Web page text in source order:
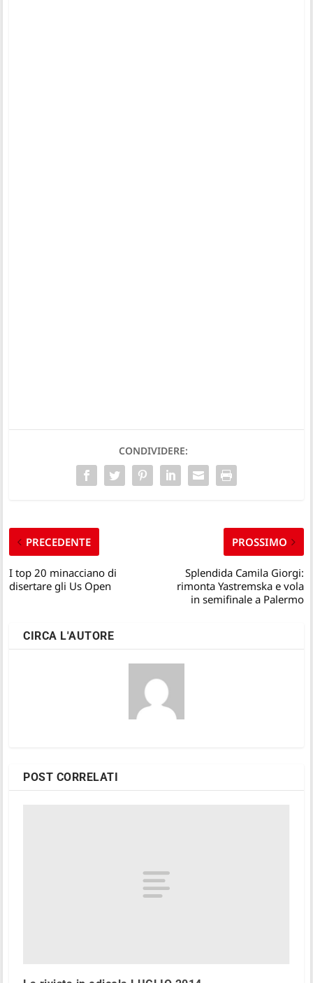
CONDIVIDERE:
PRECEDENTE
I top 20 minacciano di
disertare gli Us Open
PROSSIMO
Splendida Camila Giorgi:
rimonta Yastremska e vola
in semifinale a Palermo
CIRCA L'AUTORE
POST CORRELATI